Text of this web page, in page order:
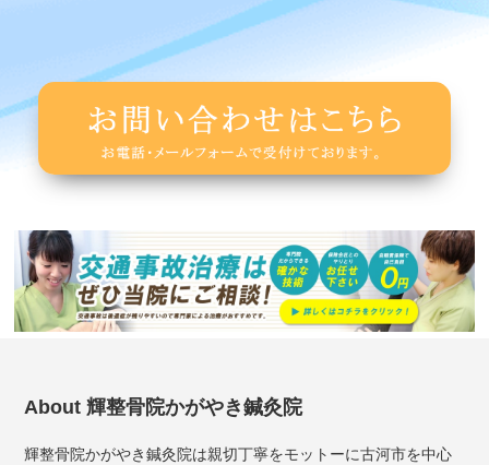
About 輝整骨院かがやき鍼灸院
輝整骨院かがやき鍼灸院は親切丁寧をモットーに古河市を中心